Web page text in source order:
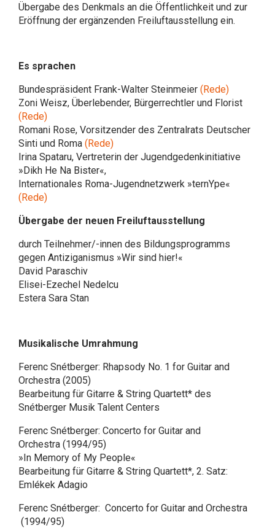
Übergabe des Denkmals an die Öffentlichkeit und zur
Eröffnung der ergänzenden Freiluftausstellung ein.
Es sprachen
Bundespräsident Frank-Walter Steinmeier (Rede)
Zoni Weisz, Überlebender, Bürgerrechtler und Florist
(Rede)
Romani Rose, Vorsitzender des Zentralrats Deutscher
Sinti und Roma (Rede)
Irina Spataru, Vertreterin der Jugendgedenkinitiative
»Dikh He Na Bister«,
Internationales Roma-Jugendnetzwerk »ternYpe«
(Rede)
Übergabe der neuen Freiluftausstellung
durch Teilnehmer/-innen des Bildungsprogramms
gegen Antiziganismus »Wir sind hier!«
David Paraschiv
Elisei-Ezechel Nedelcu
Estera Sara Stan
Musikalische Umrahmung
Ferenc Snétberger: Rhapsody No. 1 for Guitar and
Orchestra (2005)
Bearbeitung für Gitarre & String Quartett* des
Snétberger Musik Talent Centers
Ferenc Snétberger: Concerto for Guitar and
Orchestra (1994/95)
»In Memory of My People«
Bearbeitung für Gitarre & String Quartett*, 2. Satz:
Emlékek Adagio
Ferenc Snétberger: Concerto for Guitar and Orchestra
(1994/95)